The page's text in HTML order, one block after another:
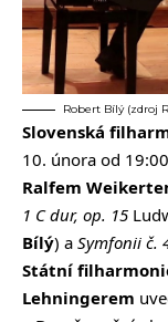
Robert Bílý (zdroj
Slovenská
10. února od
Ralfem
1 C dur, op. 15
Bílý) a Symfonii č.
Státní
Lehningerem